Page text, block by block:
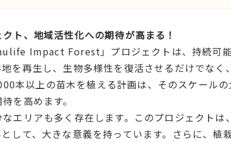
ト、地域活性化への期待が高まる！
Impact Forest」プロジェクトは、持続可
を再生し、生物多様性を復活させるだけでなく
本以上の苗木を植える計画は、そのスケールの
を高めます。
エリアも多く存在します。このプロジェクトは
して、大きな意義を持っています。さらに、植